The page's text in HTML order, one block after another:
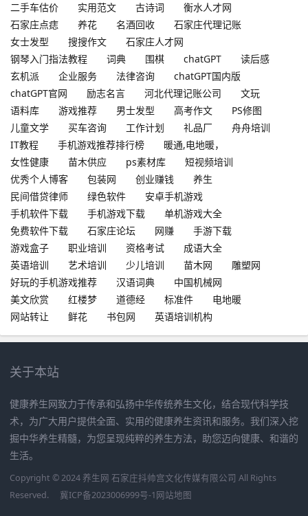
二手车估价
实用范文 古诗词
衡水人才网
石家庄点痣
养花 名酒回收
石家庄代理记账
女士发型
搜搜作文
石家庄人才网
钢琴入门指法教程
词典 围棋 chatGPT
读后感
玄机派
企业服务 法律咨询
chatGPT国内版
chatGPT官网
励志名言 河北代理记账公司
文玩
语料库
游戏推荐 男士发型 高考作文
PS修图
儿童文学
买车咨询 工作计划 礼品厂
舟舟培训
IT教程
手机游戏推荐排行榜
暖通,电地暖，
女性健康
苗木供应 ps素材库
短视频培训
优秀个人博客
包装网 创业赚钱
养生
民间借贷律师
绿色软件
安卓手机游戏
手机软件下载
手机游戏下载
单机游戏大全
免费软件下载
石家庄论坛 网赚
手游下载
游戏盒子
职业培训 资格考试
成语大全
英语培训
艺术培训 少儿培训 苗木网
雕塑网
好玩的手机游戏推荐
汉语词典
中国机械网
美文欣赏
红楼梦 道德经 标准件
电地暖
网站转让
鲜花 书包网 英语培训机构
关于本站
健康养生网致力于传承和弘扬中华传统养生文化，结合现代科学技
术，为广大用户提供全面、实用的健康养生资讯和服务。我们深入挖
掘中华养生精髓，为您呈现纯粹的养生方法，助您迈向健康、和谐的
生活。
Copyright © 2024 养生网 石家庄抖帅宫文化传媒有限公司 All Rights
Reserved.
冀ICP备2023006999号-1网站地图